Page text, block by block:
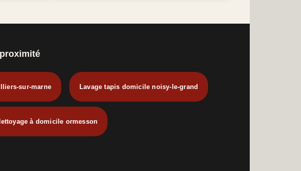
sur-marne Lavage tapis domicile noisy-le-grand
à domicile ormesson